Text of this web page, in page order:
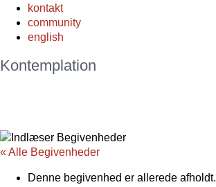
kontakt
community
english
Kontemplation
« Alle Begivenheder
Denne begivenhed er allerede afholdt.